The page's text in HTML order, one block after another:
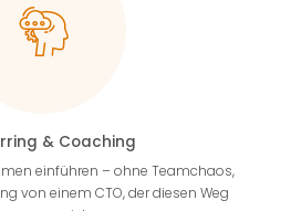
& Coaching
einführen – ohne Teamchaos,
von einem CTO, der diesen Weg